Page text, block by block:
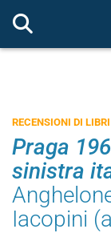
RECENSIONI DI LIBRI
Praga
sinistra
Iacopini